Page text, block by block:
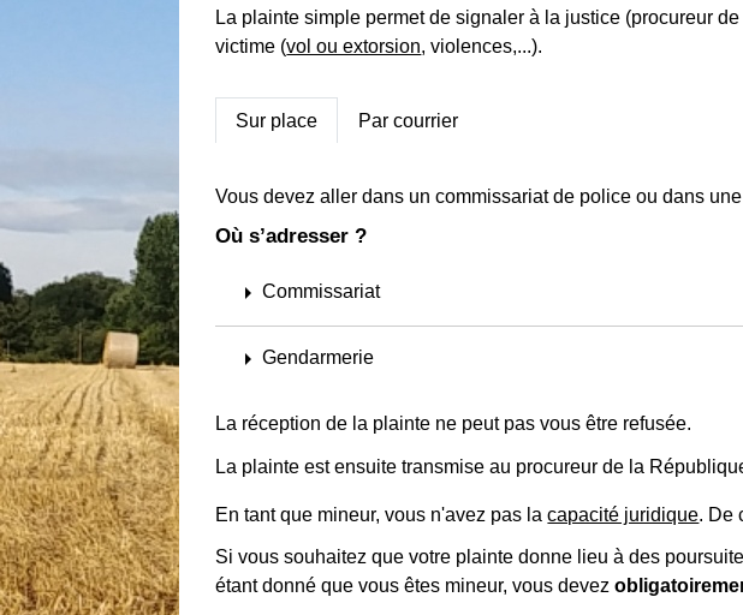
La plainte simple permet de signaler à la justice (procureur
victime (vol ou extorsion, violences,...).
Sur place Par courrier
Vous devez aller dans un commissariat de police ou dans
Où s’adresser ?
arrow_rightCommissariat
arrow_rightGendarmerie
La réception de la plainte ne peut pas vous être refusée.
La plainte est ensuite transmise au procureur de la
En tant que mineur, vous n'avez pas lacapacité juridique. De
Si vous souhaitez que votre plainte donne lieu à des
étant donné que vous êtes mineur, vous devez